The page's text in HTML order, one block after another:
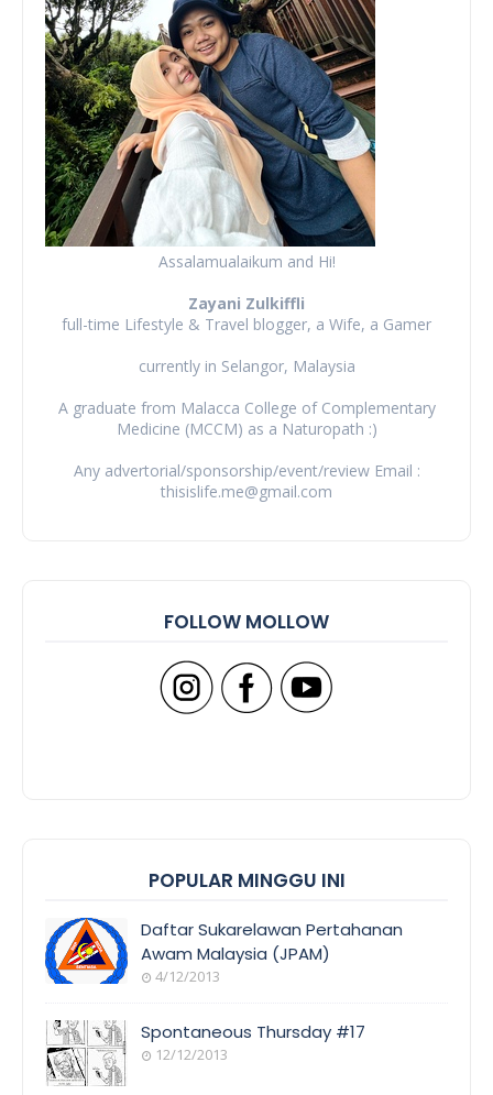
Assalamualaikum and Hi!
Zayani Zulkiffli
full-time Lifestyle & Travel blogger, a Wife, a Gamer
currently in Selangor, Malaysia
A graduate from Malacca College of Complementary
Medicine (MCCM) as a Naturopath :)
Any advertorial/sponsorship/event/review Email :
thisislife.me@gmail.com
FOLLOW MOLLOW
POPULAR MINGGU INI
Daftar Sukarelawan Pertahanan
Awam Malaysia (JPAM)
4/12/2013
Spontaneous Thursday #17
12/12/2013